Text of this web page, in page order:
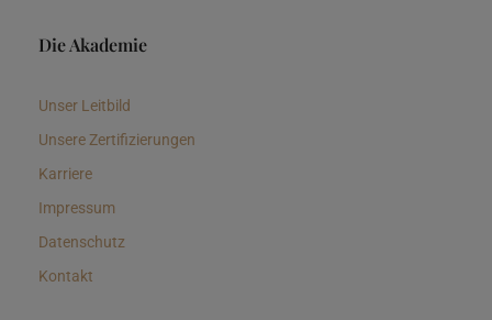
Die Akademie
Unser Leitbild
Unsere Zertifizierungen
Karriere
Impressum
Datenschutz
Kontakt